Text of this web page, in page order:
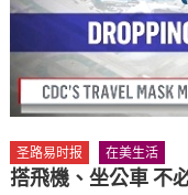
筝声与琴韵交汇：
与钢琴的精彩对话
圣路易时报 在美生活
搭飛機、坐公車 不